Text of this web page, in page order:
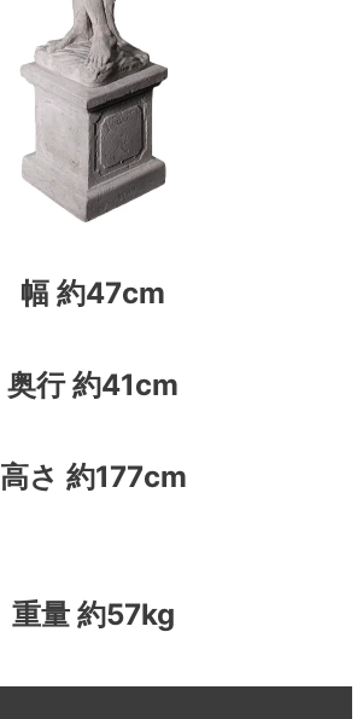
幅 約47cm
奥行 約41cm
高さ 約177cm
重量 約57kg